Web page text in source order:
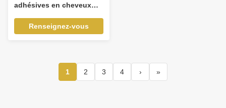
adhésives en cheveux
100 % invisibles de haute
qualité
Renseignez-vous
1 2 3 4 › »